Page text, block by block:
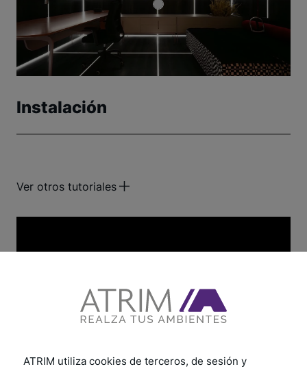
Instalación
Ver otros tutoriales
ATRIM utiliza cookies de terceros, de sesión y